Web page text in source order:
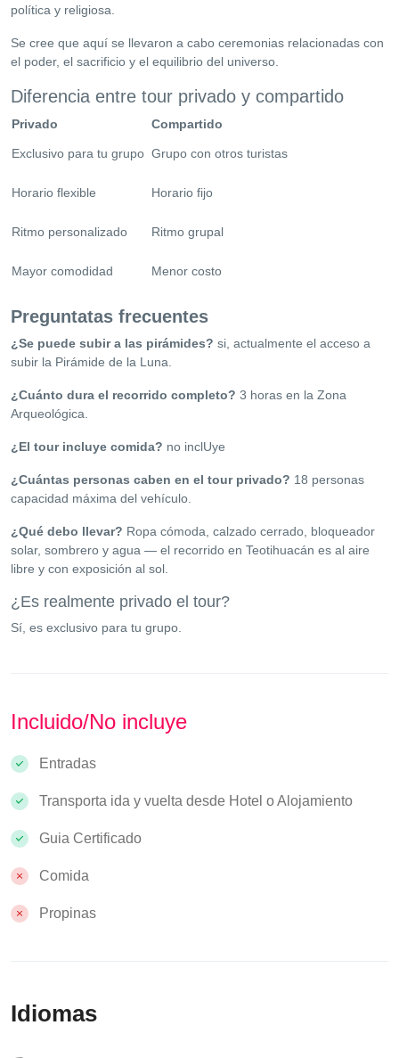
política y religiosa.
Se cree que aquí se llevaron a cabo ceremonias relacionadas con
el poder, el sacrificio y el equilibrio del universo.
Diferencia entre tour privado y compartido
Privado Compartido
Exclusivo para tu grupo Grupo con otros turistas
Horario flexible Horario fijo
Ritmo personalizado Ritmo grupal
Mayor comodidad Menor costo
Preguntatas frecuentes
¿Se puede subir a las pirámides? si, actualmente el acceso a
subir la Pirámide de la Luna.
¿Cuánto dura el recorrido completo? 3 horas en la Zona
Arqueológica.
¿El tour incluye comida? no inclUye
¿Cuántas personas caben en el tour privado? 18 personas
capacidad máxima del vehículo.
¿Qué debo llevar? Ropa cómoda, calzado cerrado, bloqueador
solar, sombrero y agua — el recorrido en Teotihuacán es al aire
libre y con exposición al sol.
¿Es realmente privado el tour?
Sí, es exclusivo para tu grupo.
Incluido/No incluye
Entradas
Transporta ida y vuelta desde Hotel o Alojamiento
Guia Certificado
Comida
Propinas
Idiomas